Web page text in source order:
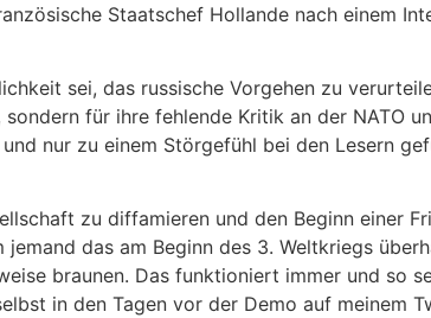
Staatschef Hollande nach einem
sei, das russische Vorgehen zu
für ihre fehlende Kritik an der NATO
nur zu einem Störgefühl bei den Lesern
zu diffamieren und den Beginn einer
das am Beginn des 3. Weltkriegs
braunen. Das funktioniert immer und so
in den Tagen vor der Demo auf meinem